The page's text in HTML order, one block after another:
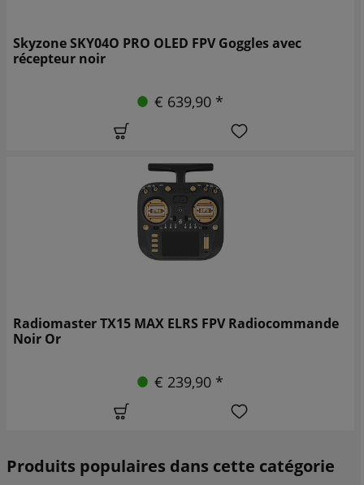
Skyzone SKY04O PRO OLED FPV Goggles avec
récepteur noir
€ 639,90 *
Radiomaster TX15 MAX ELRS FPV Radiocommande
Noir Or
€ 239,90 *
Produits populaires dans cette catégorie